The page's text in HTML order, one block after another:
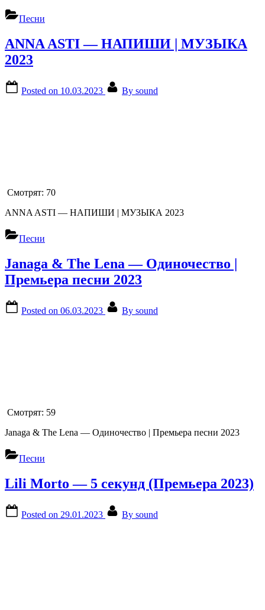
Песни
ANNA ASTI — НАПИШИ | МУЗЫКА
2023
Posted on 10.03.2023 By sound
Смотрят: 70
ANNA ASTI — НАПИШИ | МУЗЫКА 2023
Песни
Janaga & The Lena — Одиночество |
Премьера песни 2023
Posted on 06.03.2023 By sound
Смотрят: 59
Janaga & The Lena — Одиночество | Премьера песни 2023
Песни
Lili Morto — 5 секунд (Премьера 2023)
Posted on 29.01.2023 By sound